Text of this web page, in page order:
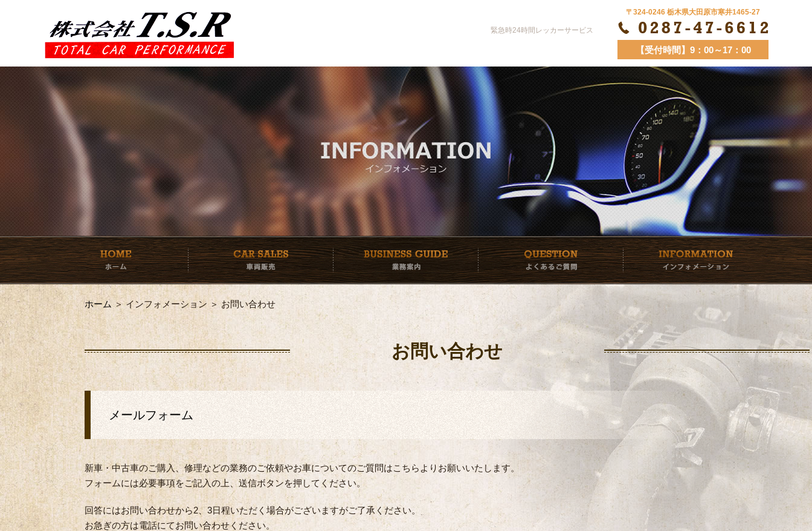
緊急時24時間レッカーサービス
〒324-0246 栃木県大田原市寒井1465-27
【受付時間】9：00～17：00
ホーム ＞ インフォメーション ＞ お問い合わせ
お問い合わせ
メールフォーム
新車・中古車のご購入、修理などの業務のご依頼やお車についてのご質問はこちらよりお願いいたします。
フォームには必要事項をご記入の上、送信ボタンを押してください。
回答にはお問い合わせから2、3日程いただく場合がございますがご了承ください。
お急ぎの方は電話にてお問い合わせください。